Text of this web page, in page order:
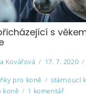
s
Kovářová
on
17. 7. 2020
pro koně Tags
stárnoucí
koně
1 komentářu